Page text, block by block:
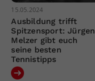
15.05.2024
Ausbildung trifft
Spitzensport: Jürgen
Melzer gibt euch
seine besten
Tennistipps